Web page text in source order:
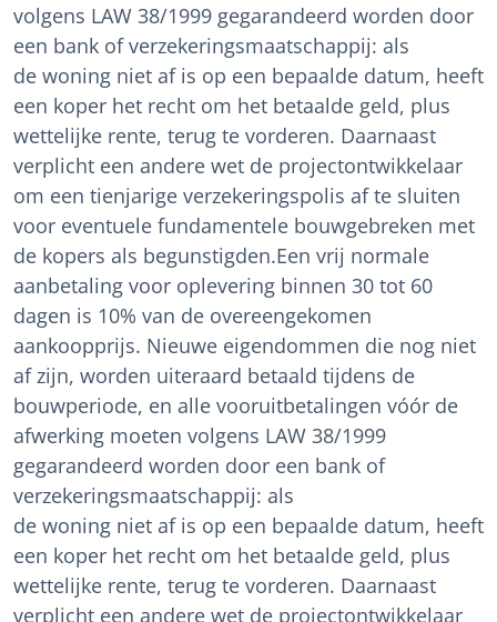
volgens LAW 38/1999 gegarandeerd worden door
een bank of verzekeringsmaatschappij: als
de woning niet af is op een bepaalde datum, heeft
een koper het recht om het betaalde geld, plus
wettelijke rente, terug te vorderen. Daarnaast
verplicht een andere wet de projectontwikkelaar
om een tienjarige verzekeringspolis af te sluiten
voor eventuele fundamentele bouwgebreken met
de kopers als begunstigden.Een vrij normale
aanbetaling voor oplevering binnen 30 tot 60
dagen is 10% van de overeengekomen
aankoopprijs. Nieuwe eigendommen die nog niet
af zijn, worden uiteraard betaald tijdens de
bouwperiode, en alle vooruitbetalingen vóór de
afwerking moeten volgens LAW 38/1999
gegarandeerd worden door een bank of
verzekeringsmaatschappij: als
de woning niet af is op een bepaalde datum, heeft
een koper het recht om het betaalde geld, plus
wettelijke rente, terug te vorderen. Daarnaast
verplicht een andere wet de projectontwikkelaar